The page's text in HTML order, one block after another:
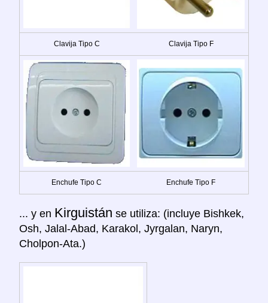
Clavija Tipo C Clavija Tipo F
Enchufe Tipo C Enchufe Tipo F
... y en Kirguistán se utiliza: (incluye Bishkek,
Osh, Jalal-Abad, Karakol, Jyrgalan, Naryn,
Cholpon-Ata.)